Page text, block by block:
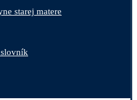
starej matere